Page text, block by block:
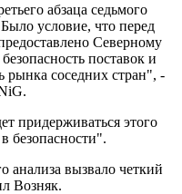
абзаца седьмого
условие, что перед
Северному
поставок и
рынка соседних стран", -
придерживаться этого
безопасности".
анализа вызвало четкий
Возняк.